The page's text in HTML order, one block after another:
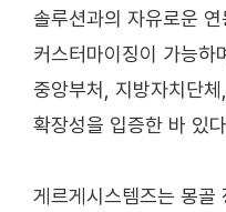
솔루션과의 자유로운
커스터마이징이 가능하
중앙부처, 지방자치단
확장성을 입증한 바 있
게르게시스템즈는 몽골